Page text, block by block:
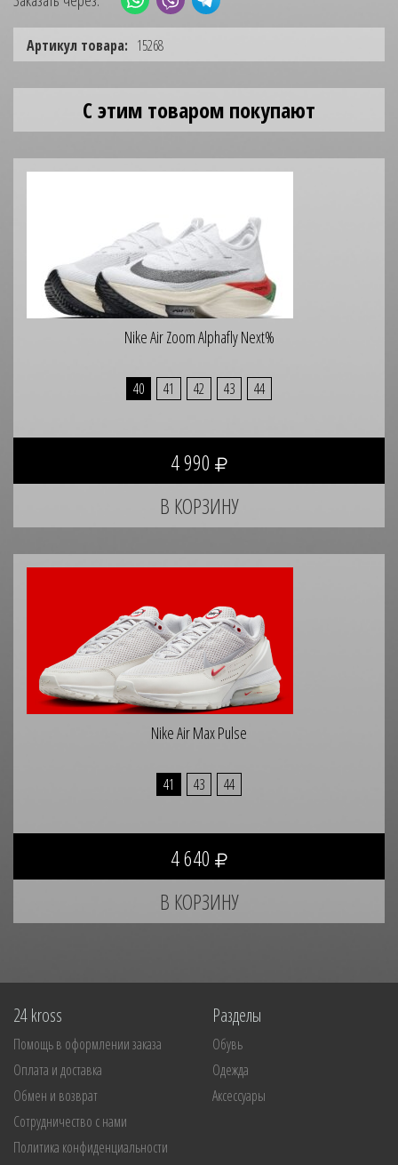
Артикул товара: 15268
С этим товаром покупают
Nike Air Zoom Alphafly Next%
40 41 42 43 44
4 990
Nike Air Max Pulse
41 43 44
4 640
24 kross
Помощь в оформлении заказа
Оплата и доставка
Обмен и возврат
Сотрудничество с нами
Политика конфиденциальности
Разделы
Обувь
Одежда
Аксессуары